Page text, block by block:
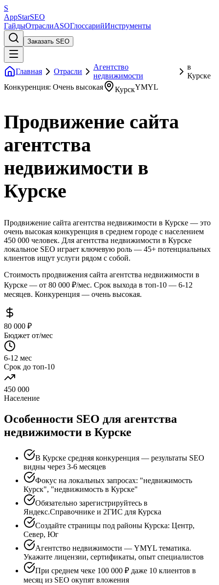
S
AppStarSEO
ГайдыОтраслиASOГлоссарийИнструменты
Заказать SEO
Главная Отрасли
Агентство
недвижимости
в
Курске
Конкуренция: Очень высокая
КурскYMYL
Продвижение сайта
агентства
недвижимости в
Курске
Продвижение сайта агентства недвижимости в Курске — это
очень высокая конкуренция в среднем городе с населением
450 000 человек. Для агентства недвижимости в Курске
локальное SEO играет ключевую роль — 45+ потенциальных
клиентов ищут услуги рядом с собой.
Стоимость продвижения сайта агентства недвижимости в
Курске — от 80 000 ₽/мес. Срок выхода в топ-10 — 6-12
месяцев. Конкуренция — очень высокая.
80 000 ₽
Бюджет от/мес
6-12 мес
Срок до топ-10
450 000
Население
Особенности SEO для агентства
недвижимости в Курске
В Курске средняя конкуренция — результаты SEO
видны через 3-6 месяцев
Фокус на локальных запросах: "недвижимость
Курск", "недвижимость в Курске"
Обязательно зарегистрируйтесь в
Яндекс.Справочнике и 2ГИС для Курска
Создайте страницы под районы Курска: Центр,
Север, Юг
Агентство недвижимости — YMYL тематика.
Укажите лицензии, сертификаты, опыт специалистов
При среднем чеке 100 000 ₽ даже 10 клиентов в
месяц из SEO окупят вложения